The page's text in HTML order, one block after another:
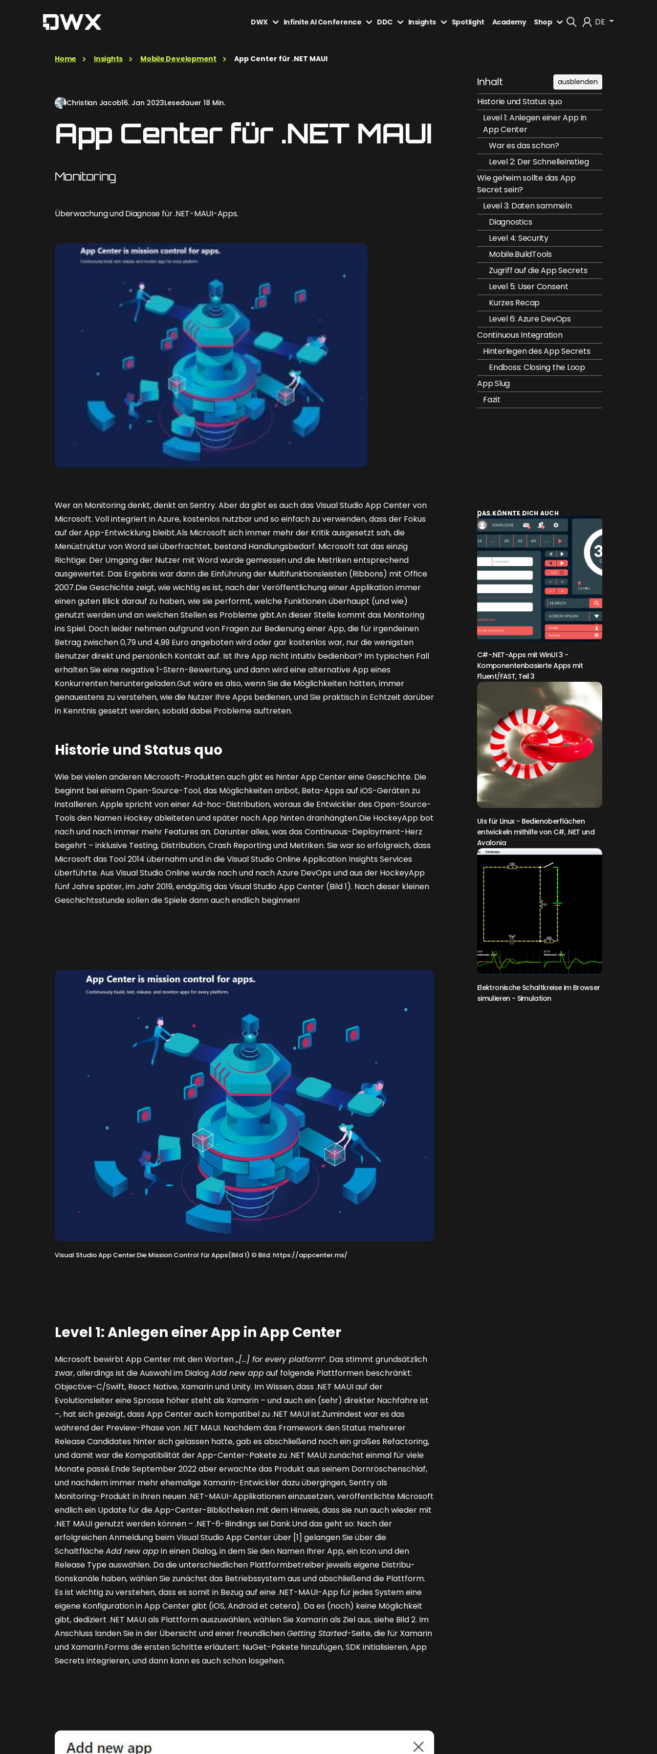
Abmelden
DE
DWX Infinite AI Conference DDC Insights Spotlight Academy Shop
Home Insights Mobile Development App Center für .NET MAUI
Christian Jacob16. Jan 2023Lesedauer 18 Min.
App Center für .NET MAUI
Monitoring
Überwachung und Diagnose für .NET-MAUI-Apps.
Wer an Monitoring denkt, denkt an Sentry. Aber da gibt es auch das Visual Studio App Center von
Microsoft. Voll integriert in Azure, kostenlos nutzbar und so einfach zu verwenden, dass der Fokus
auf der App-Entwicklung bleibt.Als Microsoft sich immer mehr der Kritik ausgesetzt sah, die
Menüstruktur von Word sei überfrachtet, bestand Handlungsbedarf. Microsoft tat das einzig
Richtige: Der Umgang der Nutzer mit Word wurde gemessen und die Metriken entsprechend
ausgewertet. Das Ergebnis war dann die Einführung der Multifunktionsleisten (Ribbons) mit Office
2007.Die Geschichte zeigt, wie wichtig es ist, nach der Veröffentlichung einer Applikation immer
einen guten Blick darauf zu haben, wie sie performt, welche Funktionen überhaupt (und wie)
genutzt werden und an welchen Stellen es Probleme gibt.An dieser Stelle kommt das Monitoring
ins Spiel. Doch leider nehmen aufgrund von Fragen zur Bedienung einer App, die für irgendeinen
Betrag zwischen 0,79 und 4,99 Euro angeboten wird oder gar kostenlos war, nur die wenigsten
Benutzer direkt und persönlich Kontakt auf. Ist Ihre App nicht intuitiv bedienbar? Im typischen Fall
erhalten Sie eine negative 1-Stern-Bewertung, und dann wird eine alternative App eines
Konkurrenten heruntergeladen.Gut wäre es also, wenn Sie die Möglichkeiten hätten, immer
genauestens zu verstehen, wie die Nutzer Ihre Apps bedienen, und Sie praktisch in Echtzeit darüber
in Kenntnis gesetzt werden, sobald dabei Probleme auftreten.
Historie und Status quo
Wie bei vielen anderen Microsoft-Produkten auch gibt es hinter App Center eine Geschichte. Die
beginnt bei einem Open-Source-Tool, das Möglichkeiten anbot, Beta-Apps auf iOS-Geräten zu
installieren. Apple spricht von einer Ad-hoc-Distribution, woraus die Entwickler des Open-Source-
Tools den Namen Hockey ableiteten und später noch App hinten dranhängten.Die HockeyApp bot
nach und nach immer mehr Features an. Darunter alles, was das Continuous-Deployment-Herz
begehrt – inklusive Testing, Distribution, Crash Reporting und Metriken. Sie war so erfolgreich, dass
Microsoft das Tool 2014 übernahm und in die Visual Studio Online Application Insights Services
überführte. Aus Visual Studio Online wurde nach und nach Azure DevOps und aus der HockeyApp
fünf Jahre später, im Jahr 2019, endgültig das Visual Studio App Center (Bild 1). Nach dieser kleinen
Geschichtsstunde sollen die Spiele dann auch endlich beginnen!
Visual Studio App Center:Die Mission Control für Apps(Bild 1) © Bild: https://appcenter.ms/
Level 1: Anlegen einer App in App Center
Microsoft bewirbt App Center mit den Worten „[…] for every platform“. Das stimmt grundsätzlich
zwar, allerdings ist die Auswahl im DialogAdd new appauf folgende Plattformen beschränkt:
Objective-C/Swift, React Native, Xamarin und Unity. Im Wissen, dass .NET MAUI auf der
Evolutionsleiter eine Sprosse höher steht als Xamarin – und auch ein (sehr) direkter Nachfahre ist
–, hat sich gezeigt, dass App Center auch kompatibel zu .NET MAUI ist.Zumindest war es das
während der Preview-Phase von .NET MAUI. Nachdem das Framework den Status mehrerer
Release Candidates hinter sich gelassen hatte, gab es abschließend noch ein großes Refactoring,
und damit war die Kompatibilität der App-Center-Pakete zu .NET MAUI zunächst einmal für viele
Monate passé.Ende September 2022 aber erwachte das Produkt aus seinem Dornröschenschlaf,
und nachdem immer mehr ehemalige Xamarin-Entwickler dazu übergingen, Sentry als
Monitoring-Produkt in ihren neuen .NET-MAUI-Applikationen einzusetzen, veröffentlichte Microsoft
endlich ein Update für die App-Center-Bibliotheken mit dem Hinweis, dass sie nun auch wieder mit
.NET MAUI genutzt werden können – .NET-6-Bindings sei Dank.Und das geht so: Nach der
erfolgreichen Anmeldung beim Visual Studio App Center über [1] gelangen Sie über die
SchaltflächeAdd new appin einen Dialog, in dem Sie den Namen Ihrer App, ein Icon und den
Release Type auswählen. Da die unterschiedlichen Plattformbetreiber jeweils eigene Distribu­
tionskanäle haben, wählen Sie zunächst das Betriebssystem aus und abschließend die Plattform.
Es ist wichtig zu verstehen, dass es somit in Bezug auf eine .NET-MAUI-App für jedes System ­eine
eigene Konfiguration in App Center gibt (iOS, Android et cetera). Da es (noch) keine Möglichkeit
gibt, dediziert .NET MAUI als Plattform auszuwählen, wählen Sie Xamarin als Ziel aus, siehe Bild 2. Im
Anschluss landen Sie in der Übersicht und einer freundlichenGetting Started-Seite, die für Xamarin
und Xamarin.Forms die ersten Schritte erläutert: NuGet-Pakete hinzufügen, SDK initialisieren, App
Secrets integrieren, und dann kann es auch schon losgehen.
Inhalt ausblenden
Historie und Status quo
Level 1: Anlegen einer App in
App Center
War es das schon?
Level 2: Der Schnelleinstieg
Wie geheim sollte das App
Secret sein?
Level 3: Daten sammeln
Diagnostics
Level 4: Security
Mobile.BuildTools
Zugriff auf die App Secrets
Level 5: User Consent
Kurzes Recap
Level 6: Azure DevOps
Continuous Integration
Hinterlegen des App Secrets
Endboss: Closing the Loop
App Slug
Fazit
DAS KÖNNTE DICH AUCH
INTERESSIEREN:
C#-.NET-Apps mit WinUI 3 -
Komponentenbasierte Apps mit
Fluent/FAST, Teil 3
UIs für Linux - Bedienoberflächen
entwickeln mithilfe von C#, .NET und
Avalonia
Elektronische Schaltkreise im Browser
simulieren - Simulation